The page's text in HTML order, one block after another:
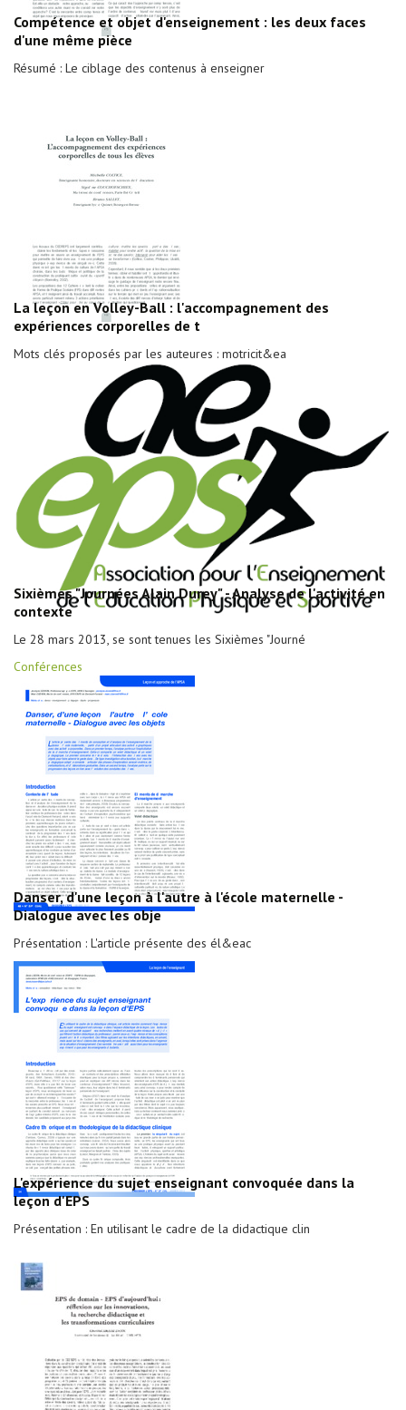
Compétence et objet d'enseignement : les deux faces
d'une même pièce
Résumé : Le ciblage des contenus à enseigner
La leçon en Volley-Ball : l'accompagnement des
expériences corporelles de t
Mots clés proposés par les auteures : motricit&ea
Sixièmes "Journées Alain Durey" - Analyse de l'activité en
contexte
Le 28 mars 2013, se sont tenues les Sixièmes "Journé
Conférences
Danser, d'une leçon à l'autre à l'école maternelle -
Dialogue avec les obje
Présentation : L'article présente des él&eac
L'expérience du sujet enseignant convoquée dans la
leçon d'EPS
Présentation : En utilisant le cadre de la didactique clin